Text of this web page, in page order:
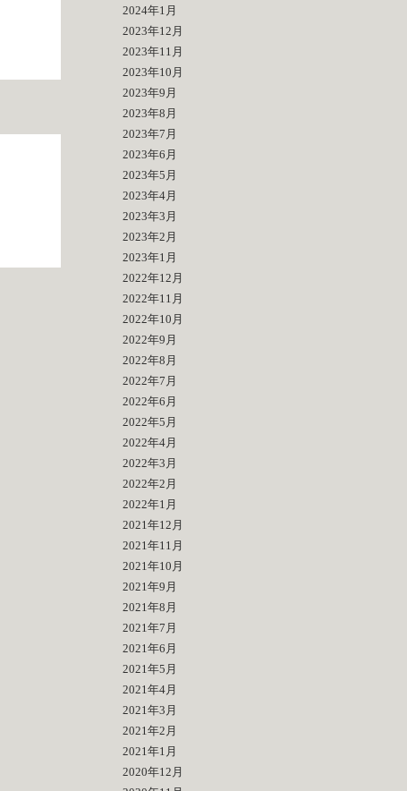
2024年1月
2023年12月
2023年11月
2023年10月
2023年9月
2023年8月
2023年7月
2023年6月
2023年5月
2023年4月
2023年3月
2023年2月
2023年1月
2022年12月
2022年11月
2022年10月
2022年9月
2022年8月
2022年7月
2022年6月
2022年5月
2022年4月
2022年3月
2022年2月
2022年1月
2021年12月
2021年11月
2021年10月
2021年9月
2021年8月
2021年7月
2021年6月
2021年5月
2021年4月
2021年3月
2021年2月
2021年1月
2020年12月